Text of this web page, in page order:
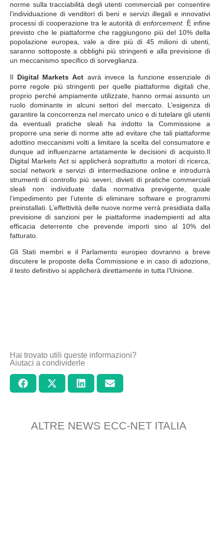
norme sulla tracciabilità degli utenti commerciali per consentire
l’individuazione di venditori di beni e servizi illegali e innovativi
processi di cooperazione tra le autorità dienforcement. È infine
previsto che le piattaforme che raggiungono più del 10% della
popolazione europea, vale a dire più di 45 milioni di utenti,
saranno sottoposte a obblighi più stringenti e alla previsione di
un meccanismo specifico di sorveglianza.
Il Digital Markets Act avrà invece la funzione essenziale di
porre regole più stringenti per quelle piattaforme digitali che,
proprio perché ampiamente utilizzate, hanno ormai assunto un
ruolo dominante in alcuni settori del mercato. L’esigenza di
garantire la concorrenza nel mercato unico e di tutelare gli utenti
da eventuali pratiche sleali ha indotto la Commissione a
proporre una serie di norme atte ad evitare che tali piattaforme
adottino meccanismi volti a limitare la scelta del consumatore e
dunque ad influenzarne artatamente le decisioni di acquisto.Il
Digital Markets Act si applicherà soprattutto a motori di ricerca,
social network e servizi di intermediazione online e introdurrà
strumenti di controllo più severi, divieti di pratiche commerciali
sleali non individuate dalla normativa previgente, quale
l’impedimento per l’utente di eliminare software e programmi
preinstallati. L’effettività delle nuove norme verrà presidiata dalla
previsione di sanzioni per le piattaforme inadempienti ad alta
efficacia deterrente che prevende importi sino al 10% del
fatturato.
Gli Stati membri e il Parlamento europeo dovranno a breve
discutere le proposte della Commissione e in caso di adozione,
il testo definitivo si applicherà direttamente in tutta l’Unione.
Hai trovato utili queste informazioni?
Aiutaci a condividerle
ALTRE NEWS ECC-NET ITALIA